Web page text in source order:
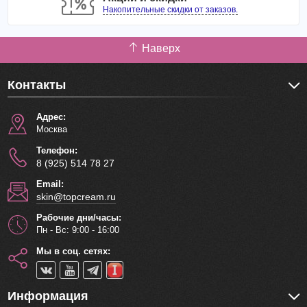
Накопительные скидки от заказов.
Наверх
Контакты
Адрес:
Москва
Телефон:
8 (925) 514 78 27
Email:
skin@topcream.ru
Рабочие дни/часы:
Пн - Вс: 9:00 - 16:00
Мы в соц. сетях:
Информация